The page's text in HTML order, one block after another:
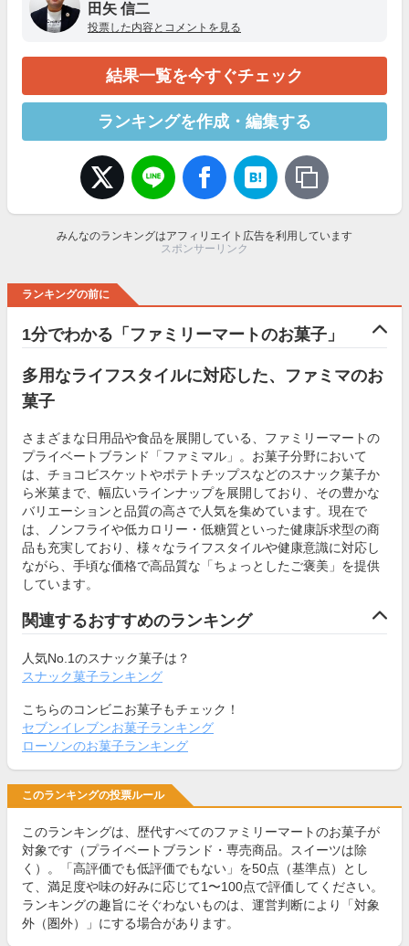
田矢 信二
投票した内容とコメントを見る
結果一覧を今すぐチェック
ランキングを作成・編集する
みんなのランキングはアフィリエイト広告を利用しています
スポンサーリンク
ランキングの前に
1分でわかる「ファミリーマートのお菓子」
多用なライフスタイルに対応した、ファミマのお
菓子
さまざまな日用品や食品を展開している、ファミリーマートの
プライベートブランド「ファミマル」。お菓子分野において
は、チョコビスケットやポテトチップスなどのスナック菓子か
ら米菓まで、幅広いラインナップを展開しており、その豊かな
バリエーションと品質の高さで人気を集めています。現在で
は、ノンフライや低カロリー・低糖質といった健康訴求型の商
品も充実しており、様々なライフスタイルや健康意識に対応し
ながら、手頃な価格で高品質な「ちょっとしたご褒美」を提供
しています。
関連するおすすめのランキング
人気No.1のスナック菓子は？
スナック菓子ランキング
こちらのコンビニお菓子もチェック！
セブンイレブンお菓子ランキング
ローソンのお菓子ランキング
このランキングの投票ルール
このランキングは、歴代すべてのファミリーマートのお菓子が
対象です（プライベートブランド・専売商品。スイーツは除
く）。「高評価でも低評価でもない」を50点（基準点）とし
て、満足度や味の好みに応じて1〜100点で評価してください。
ランキングの趣旨にそぐわないものは、運営判断により「対象
外（圏外）」にする場合があります。